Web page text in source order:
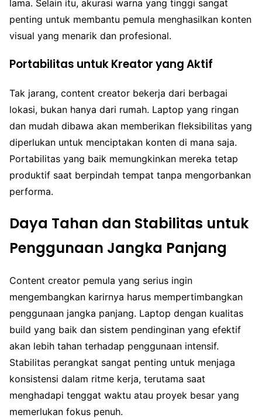
lama. Selain itu, akurasi warna yang tinggi sangat
penting untuk membantu pemula menghasilkan konten
visual yang menarik dan profesional.
Portabilitas untuk Kreator yang Aktif
Tak jarang, content creator bekerja dari berbagai
lokasi, bukan hanya dari rumah. Laptop yang ringan
dan mudah dibawa akan memberikan fleksibilitas yang
diperlukan untuk menciptakan konten di mana saja.
Portabilitas yang baik memungkinkan mereka tetap
produktif saat berpindah tempat tanpa mengorbankan
performa.
Daya Tahan dan Stabilitas untuk
Penggunaan Jangka Panjang
Content creator pemula yang serius ingin
mengembangkan karirnya harus mempertimbangkan
penggunaan jangka panjang. Laptop dengan kualitas
build yang baik dan sistem pendinginan yang efektif
akan lebih tahan terhadap penggunaan intensif.
Stabilitas perangkat sangat penting untuk menjaga
konsistensi dalam ritme kerja, terutama saat
menghadapi tenggat waktu atau proyek besar yang
memerlukan fokus penuh.